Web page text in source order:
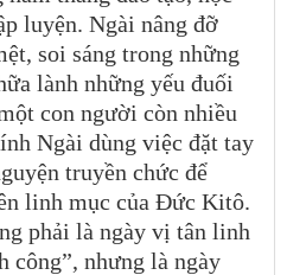
luyện. Ngài nâng đỡ
soi sáng trong những
lành những yếu đuối
con người còn nhiều
Ngài dùng việc đặt tay
truyền chức để
linh mục của Đức Kitô.
phải là ngày vị tân linh
công”, nhưng là ngày